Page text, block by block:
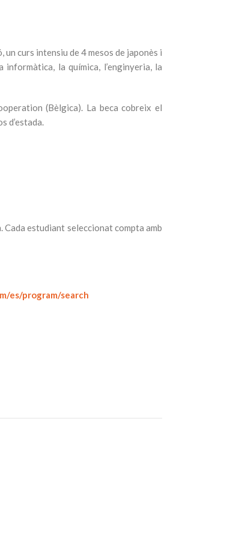
curs intensiu de 4 mesos de japonès i
la química, l’enginyeria, la
(Bèlgica). La beca cobreix el
d’estada.
Cada estudiant seleccionat compta amb
es/program/search